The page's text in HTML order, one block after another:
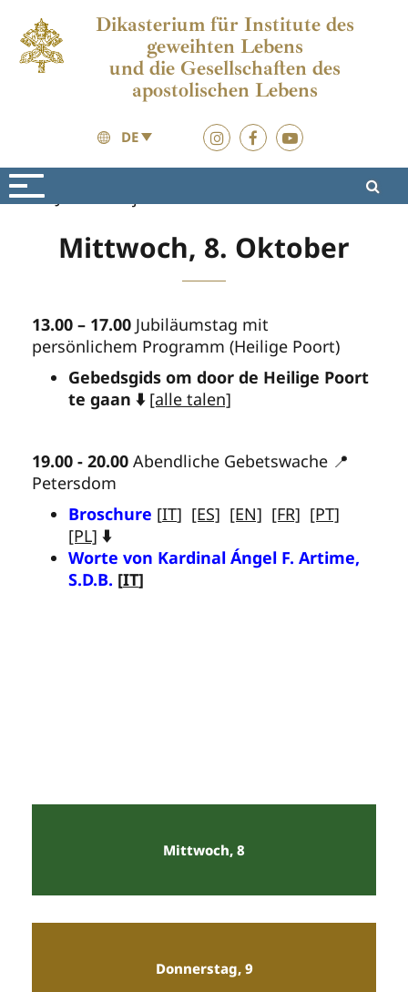
Dikasterium für Institute des
geweihten Lebens
und die Gesellschaften des
apostolischen Lebens
DE
Mittwoch, 8. Oktober
13.00 – 17.00 Jubiläumstag mit
persönlichem Programm (Heilige Poort)
Gebedsgids om door de Heilige Poort
te gaan ⬇️ [alle talen]
19.00 - 20.00 Abendliche Gebetswache 📍
Petersdom
Broschure [IT] [ES] [EN] [FR] [PT]
[PL] ⬇️
Worte von Kardinal Ángel F. Artime,
S.D.B. [IT]
Mittwoch, 8
Donnerstag, 9